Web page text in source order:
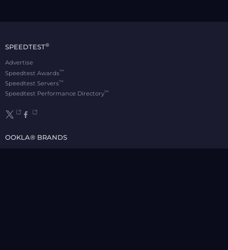
SPEEDTEST®
Advertise
Speedtest Awards™
Speedtest Servers™
Speedtest Performance Directory™
OOKLA® BRANDS